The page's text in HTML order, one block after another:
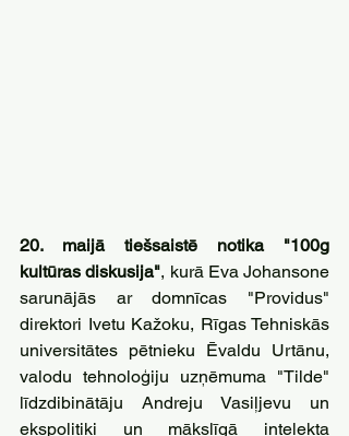
20. maijā tiešsaistē notika "100g
kultūras diskusija", kurā Eva Johansone
sarunājās ar domnīcas "Providus"
direktori Ivetu Kažoku, Rīgas Tehniskās
universitātes pētnieku Ēvaldu Urtānu,
valodu tehnoloģiju uzņēmuma "Tilde"
līdzdibinātāju Andreju Vasiļjevu un
ekspolitiķi un mākslīgā intelekta